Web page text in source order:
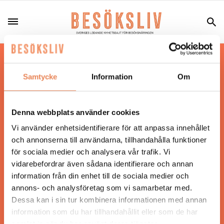
Samtycke Information Om
Denna webbplats använder cookies
Vi använder enhetsidentifierare för att anpassa innehållet
och annonserna till användarna, tillhandahålla funktioner
för sociala medier och analysera vår trafik. Vi
vidarebefordrar även sådana identifierare och annan
information från din enhet till de sociala medier och
annons- och analysföretag som vi samarbetar med.
Dessa kan i sin tur kombinera informationen med annan
information som du har tillhandahållit eller som de har
Hos oss läser du landets mest uppdaterade
nyheter och snackisar inom besöksnäringen.
Besöksliv i sin tryckta form är ett affärsmagasin
Tidningen ges ut avVisita
ANSVARIG UTGIVARE
Jonas Siljhammar
UPPHOVSRÄTT